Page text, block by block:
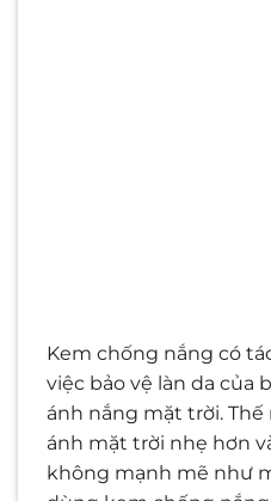
Kem chống nắng có
việc bảo vệ làn da của
ánh nắng mặt trời.
ánh mặt trời nhẹ hơn
không mạnh mẽ như